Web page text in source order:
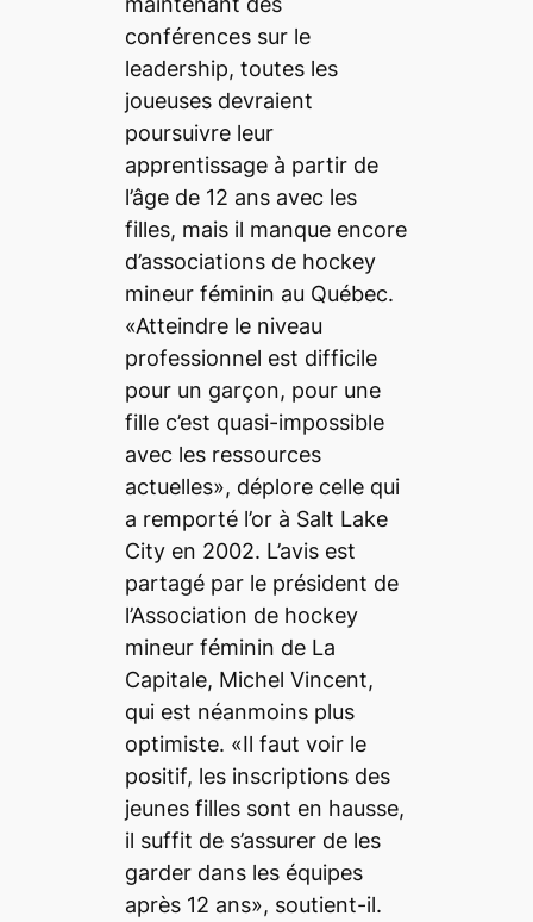
conférences sur le
leadership, toutes les
joueuses devraient
poursuivre leur
apprentissage à partir de
l’âge de 12 ans avec les
filles, mais il manque encore
d’associations de hockey
mineur féminin au Québec.
«Atteindre le niveau
professionnel est difficile
pour un garçon, pour une
fille c’est quasi-impossible
avec les ressources
actuelles», déplore celle qui
a remporté l’or à Salt Lake
City en 2002. L’avis est
partagé par le président de
l’Association de hockey
mineur féminin de La
Capitale, Michel Vincent,
qui est néanmoins plus
optimiste. «Il faut voir le
positif, les inscriptions des
jeunes filles sont en hausse,
il suffit de s’assurer de les
garder dans les équipes
après 12 ans», soutient-il.